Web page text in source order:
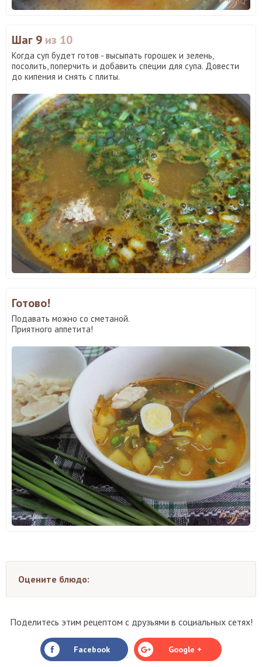
Шаг 9 из 10
Когда суп будет готов - высыпать горошек и зелень,
посолить, поперчить и добавить специи для супа. Довести
до кипения и снять с плиты.
Готово!
Подавать можно со сметаной.
Приятного аппетита!
Оцените блюдо:
Поделитесь этим рецептом с друзьями в социальных сетях!
Facebook Google +